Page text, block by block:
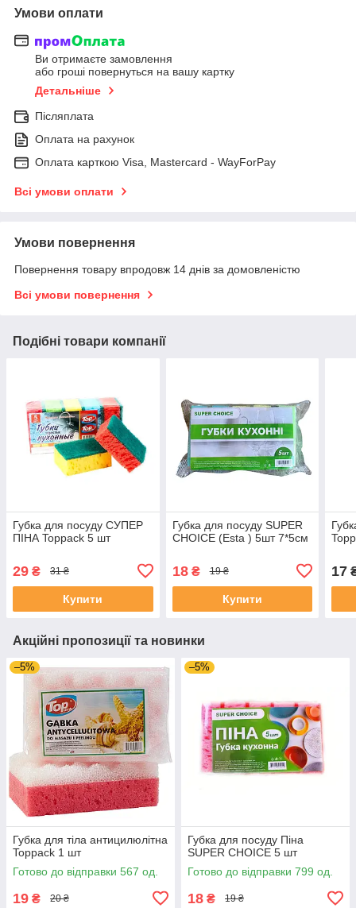
Умови оплати
Ви отримаєте замовлення
або гроші повернуться на вашу картку
Детальніше
Післяплата
Оплата на рахунок
Оплата карткою Visa, Mastercard - WayForPay
Всі умови оплати
Умови повернення
Повернення товару впродовж 14 днів за домовленістю
Всі умови повернення
Подібні товари компанії
Губка для посуду СУПЕР
ПІНА Toppack 5 шт
29 ₴ 31 ₴
Купити
Губка для посуду SUPER
CHOICE (Esta ) 5шт 7*5см
18₴ 19 ₴
Купити
17
Акційні пропозиції та новинки
–5%
Губка для тіла антицилюлітна
Toppack 1 шт
Готово до відправки 567 од.
19 ₴ 20 ₴
–5%
Губка для посуду Піна
SUPER CHOICE 5 шт
Готово до відправки 799 од.
18 ₴ 19 ₴